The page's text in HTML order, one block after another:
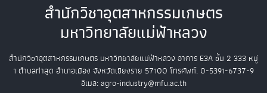
สำนักวิชาอุตสาหกรรมเกษตร
มหาวิทยาลัยแม่ฟ้าหลวง
สำนักวิชาอุตสาหกรรมเกษตร มหาวิทยาลัยแม่ฟ้าหลวง อาคาร E3A ชั้น 2 333 หมู่
1 ตำบลท่าสุด อำเภอเมือง จังหวัดเชียงราย 57100 โทรศัพท์. 0-5391-6737-9
อีเมล: agro-industry@mfu.ac.th